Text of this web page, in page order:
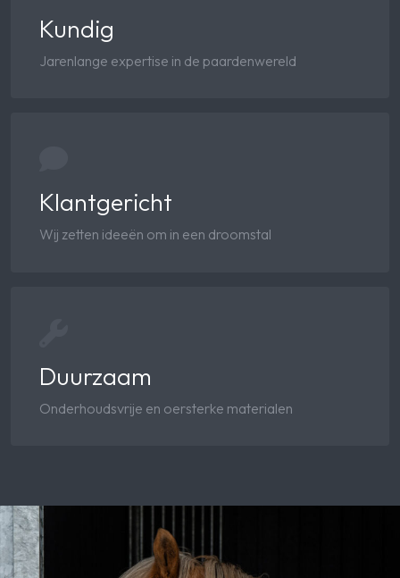
Kundig
Jarenlange expertise in de paardenwereld
Klantgericht
Wij zetten ideeën om in een droomstal
Duurzaam
Onderhoudsvrije en oersterke materialen